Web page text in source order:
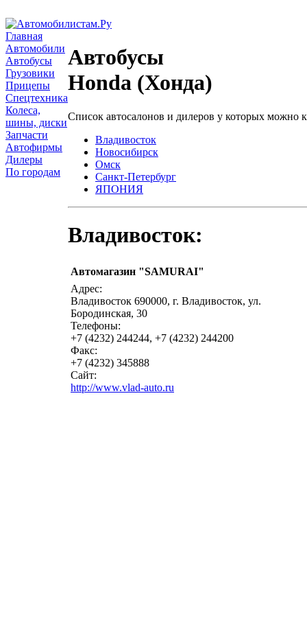
Главная
Автомобили
Автобусы
Грузовики
Прицепы
Спецтехника
Колеса,
шины, диски
Запчасти
Автофирмы
Дилеры
По городам
Автобусы
Honda (Хонда)
Список автосалонов и дилеров у которых можно
Владивосток
Новосибирск
Омск
Санкт-Петербург
ЯПОНИЯ
Владивосток:
Автомагазин "SAMURAI"
Адрес:
Владивосток 690000, г. Владивосток, ул.
Бородинская, 30
Телефоны:
+7 (4232) 244244, +7 (4232) 244200
Факс:
+7 (4232) 345888
Сайт:
http://www.vlad-auto.ru